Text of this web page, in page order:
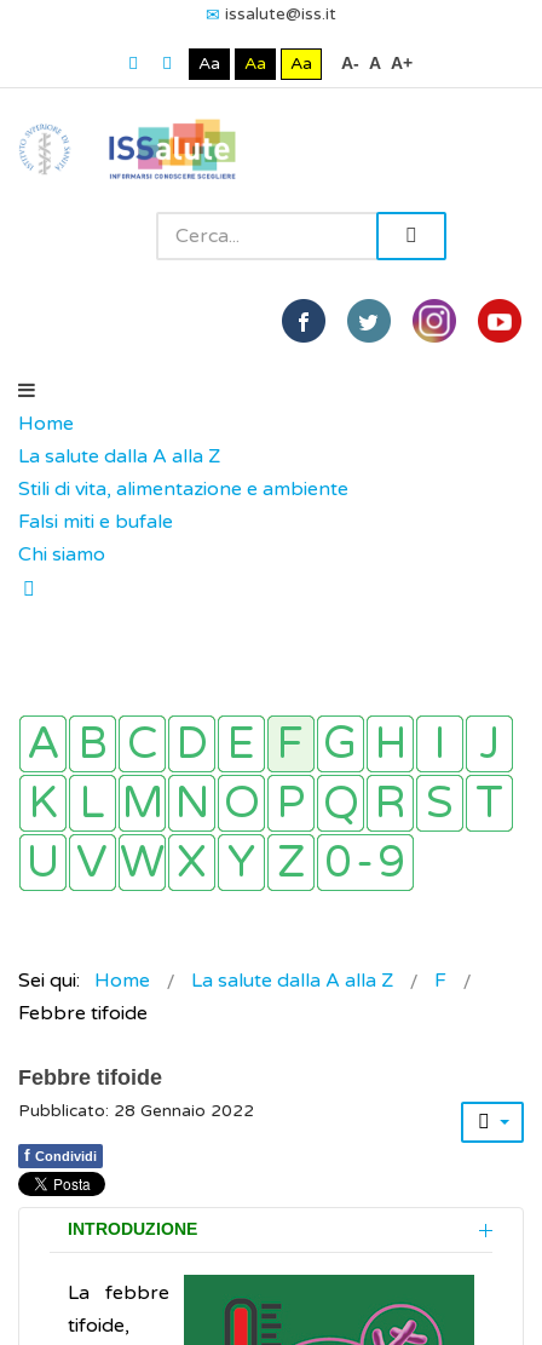
issalute@iss.it
Aa Aa Aa A- A A+
Home
La salute dalla A alla Z
Stili di vita, alimentazione e ambiente
Falsi miti e bufale
Chi siamo
Sei qui: Home La salute dalla A alla Z
F
Febbre tifoide
Febbre tifoide
Pubblicato: 28 Gennaio 2022
f Condividi
INTRODUZIONE
La febbre
tifoide,